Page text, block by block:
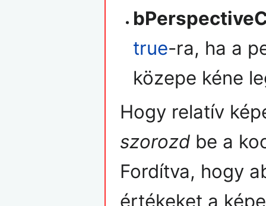
true-ra, ha a
közepe kéne
Hogy relatív
szorozd be a
Fordítva, hogy
értékeket a